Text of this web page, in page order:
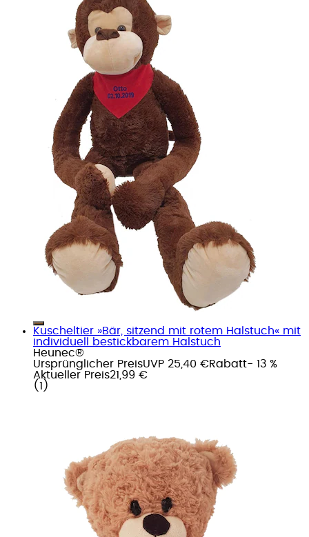
Kuscheltier »Bär, sitzend mit rotem Halstuch« mit
individuell bestickbarem Halstuch
Heunec®
Ursprünglicher PreisUVP 25,40 €Rabatt- 13 %
Aktueller Preis21,99 €
( 1 )